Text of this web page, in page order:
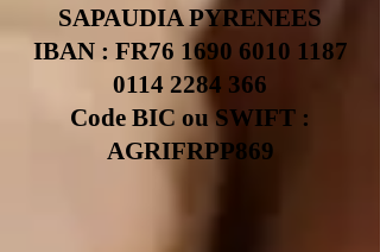
SAPAUDIA PYRENEES
IBAN : FR76 1690 6010 1187
0114 2284 366
Code BIC ou SWIFT :
AGRIFRPP869